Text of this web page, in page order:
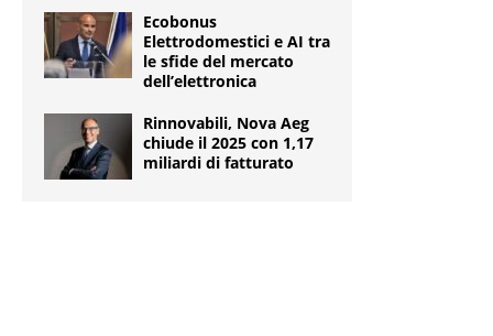
Ecobonus
Elettrodomestici e AI tra
le sfide del mercato
dell’elettronica
Rinnovabili, Nova Aeg
chiude il 2025 con 1,17
miliardi di fatturato